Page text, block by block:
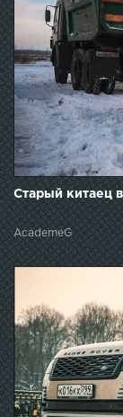
Старый китаец
AcademeG